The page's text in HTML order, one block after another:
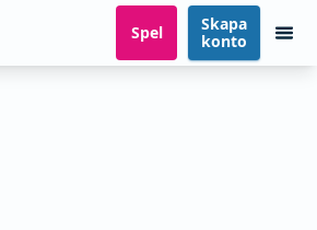
Spel
Skapa
konto